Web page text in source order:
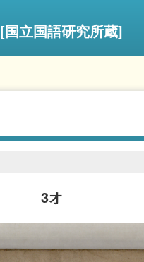
[国立国語研究所蔵]
3オ